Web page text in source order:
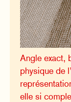
Angle exact,
physique de
elle si